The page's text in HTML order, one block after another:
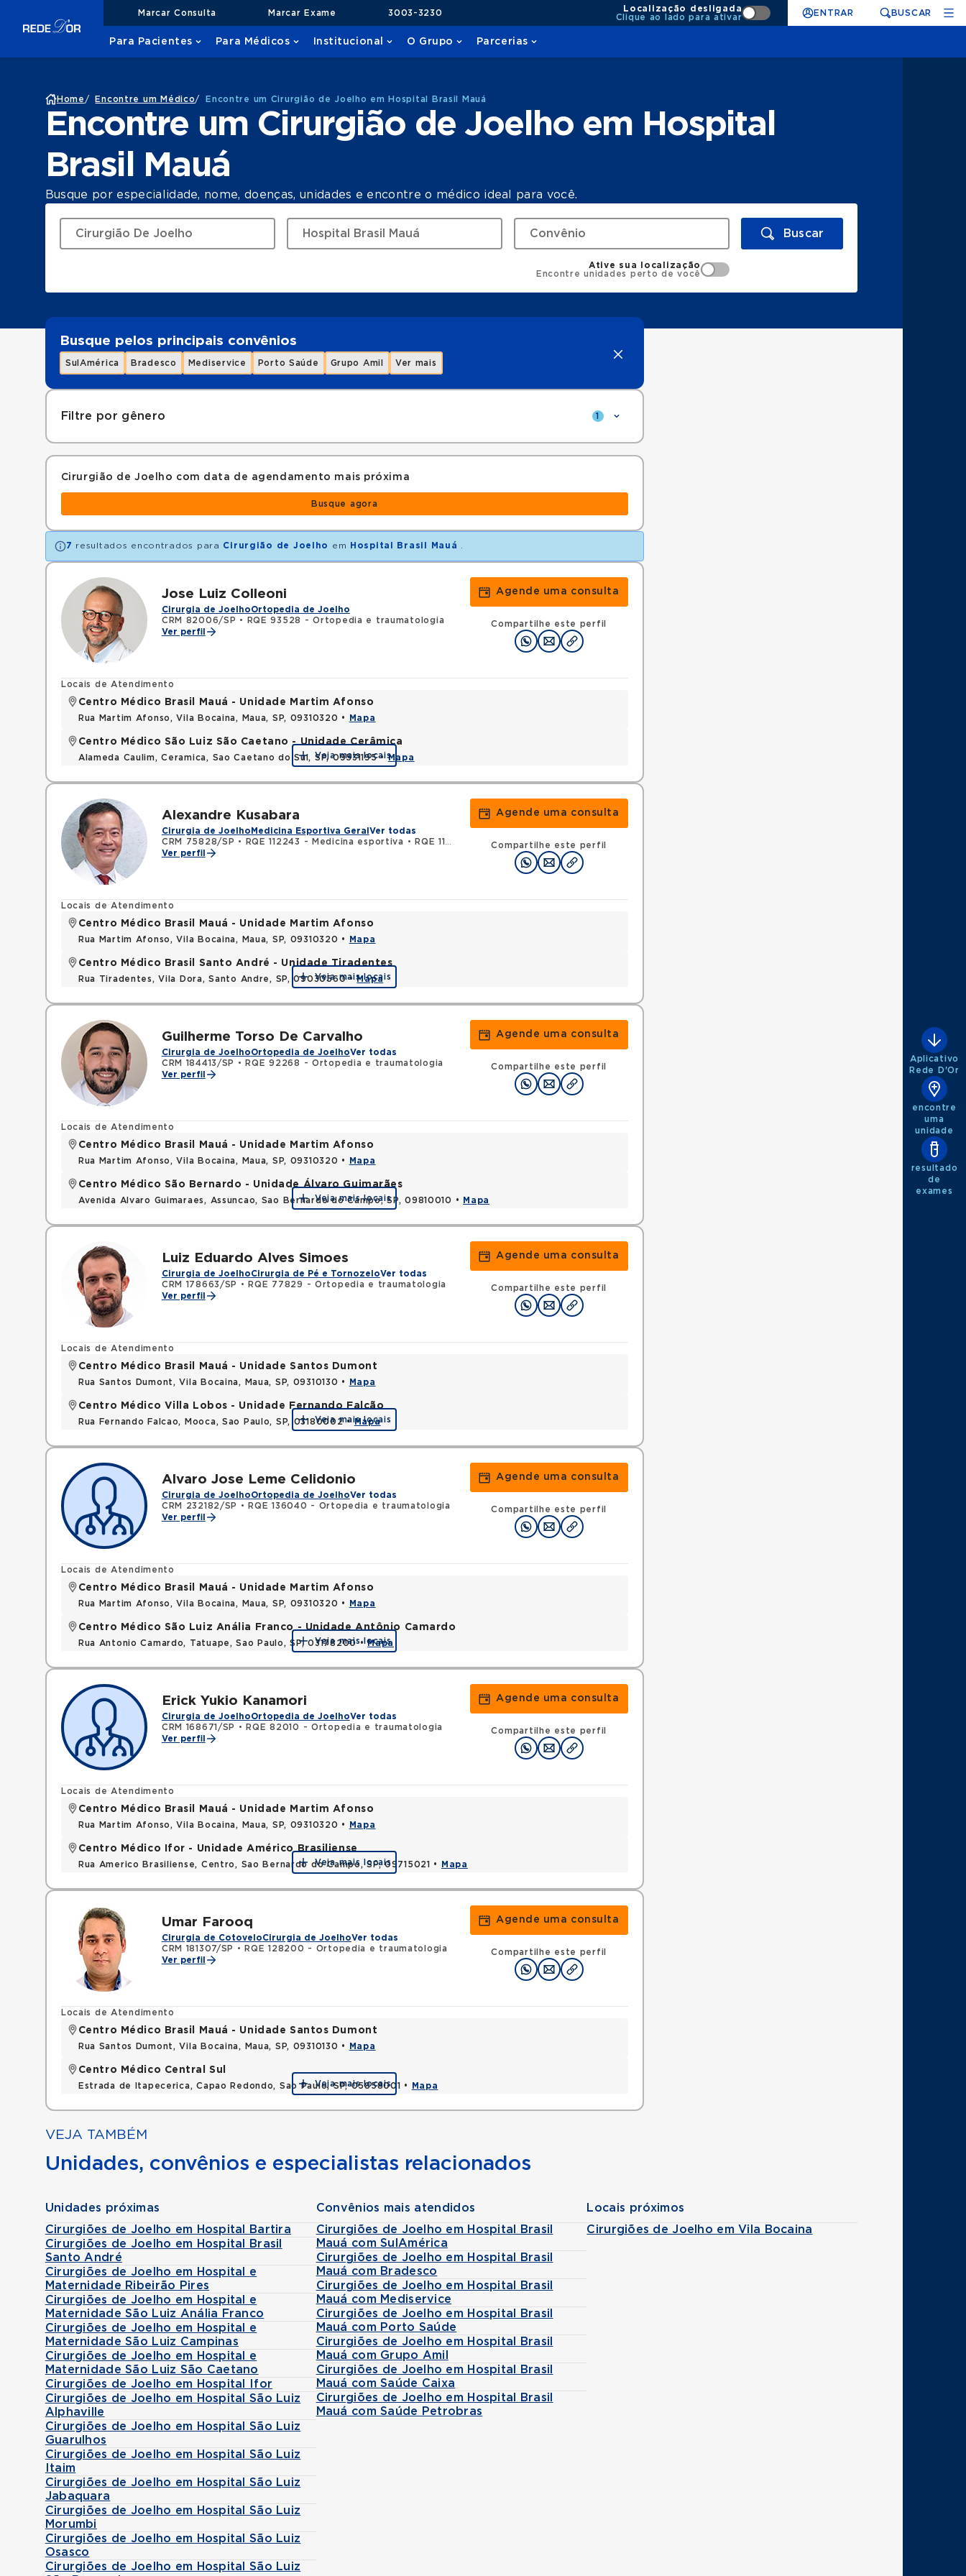
Marcar Consulta Marcar Exame 3003-3230
Localização desligada
Clique ao lado para ativar
ENTRAR BUSCAR
Para Pacientes Para Médicos Institucional O Grupo Parcerias
Home / Encontre um Médico/ Encontre um Cirurgião de Joelho em Hospital Brasil Mauá
Encontre um Cirurgião de Joelho em Hospital
Brasil Mauá
Busque por especialidade, nome, doenças, unidades e encontre o médico ideal para você.
Buscar
Ative sua localização
Encontre unidades perto de você
Busque pelos principais convênios
SulAmérica Bradesco Mediservice Porto Saúde Grupo Amil Ver mais
Filtre por gênero 1
Cirurgião de Joelho com data de agendamento mais próxima
Busque agora
7 resultados encontrados para Cirurgião de Joelho em Hospital Brasil Mauá
Jose Luiz Colleoni
Cirurgia de JoelhoOrtopedia de Joelho
CRM 82006/SP •
RQE 93528 - Ortopedia e traumatologia
Ver perfil
Agende uma consulta
Compartilhe este perfil
Locais de Atendimento
Centro Médico Brasil Mauá - Unidade Martim Afonso
Rua Martim Afonso, Vila Bocaina, Maua, SP, 09310320 • Mapa
Centro Médico São Luiz São Caetano - Unidade Cerâmica
Alameda Caulim, Ceramica, Sao Caetano do Sul, SP, 09531195 •Mapa
Veja mais locais
Alexandre Kusabara
Cirurgia de Joelho Medicina Esportiva Geral Ver todas
CRM 75828/SP • RQE 112243 - Medicina esportiva •
RQE 112244 - Ortopedia e traumatologia
Ver perfil
Agende uma consulta
Compartilhe este perfil
Locais de Atendimento
Centro Médico Brasil Mauá - Unidade Martim Afonso
Rua Martim Afonso, Vila Bocaina, Maua, SP, 09310320 • Mapa
Centro Médico Brasil Santo André - Unidade Tiradentes
Rua Tiradentes, Vila Dora, Santo Andre, SP, 09030560 •Mapa
Veja mais locais
Guilherme Torso De Carvalho
Cirurgia de JoelhoOrtopedia de JoelhoVer todas
CRM 184413/SP
•
RQE 92268 - Ortopedia e traumatologia
Ver perfil
Agende uma consulta
Compartilhe este perfil
Locais de Atendimento
Centro Médico Brasil Mauá - Unidade Martim Afonso
Rua Martim Afonso, Vila Bocaina, Maua, SP, 09310320 • Mapa
Centro Médico São Bernardo - Unidade Álvaro Guimarães
Avenida Alvaro Guimaraes, Assuncao, Sao Bernardo do Campo, SP, 09810010 • Mapa
Veja mais locais
Luiz Eduardo Alves Simoes
Cirurgia de JoelhoCirurgia de Pé e TornozeloVer todas
CRM 178663/SP
•
RQE 77829 - Ortopedia e traumatologia
Ver perfil
Agende uma consulta
Compartilhe este perfil
Locais de Atendimento
Centro Médico Brasil Mauá - Unidade Santos Dumont
Rua Santos Dumont, Vila Bocaina, Maua, SP, 09310130 • Mapa
Centro Médico Villa Lobos - Unidade Fernando Falcão
Rua Fernando Falcao, Mooca, Sao Paulo, SP, 03180002 •Mapa
Veja mais locais
Alvaro Jose Leme Celidonio
Cirurgia de JoelhoOrtopedia de JoelhoVer todas
CRM 232182/SP
•
RQE 136040 - Ortopedia e traumatologia
Ver perfil
Agende uma consulta
Compartilhe este perfil
Locais de Atendimento
Centro Médico Brasil Mauá - Unidade Martim Afonso
Rua Martim Afonso, Vila Bocaina, Maua, SP, 09310320 • Mapa
Centro Médico São Luiz Anália Franco - Unidade Antônio Camardo
Rua Antonio Camardo, Tatuape, Sao Paulo, SP, 03178200 •Mapa
Veja mais locais
Erick Yukio Kanamori
Cirurgia de JoelhoOrtopedia de JoelhoVer todas
CRM 168671/SP
•
RQE 82010 - Ortopedia e traumatologia
Ver perfil
Agende uma consulta
Compartilhe este perfil
Locais de Atendimento
Centro Médico Brasil Mauá - Unidade Martim Afonso
Rua Martim Afonso, Vila Bocaina, Maua, SP, 09310320 • Mapa
Centro Médico Ifor - Unidade Américo Brasiliense
Rua Americo Brasiliense, Centro, Sao Bernardo do Campo, SP, 09715021 • Mapa
Veja mais locais
Umar Farooq
Cirurgia de CotoveloCirurgia de JoelhoVer todas
CRM 181307/SP
•
RQE 128200 - Ortopedia e traumatologia
Ver perfil
Agende uma consulta
Compartilhe este perfil
Locais de Atendimento
Centro Médico Brasil Mauá - Unidade Santos Dumont
Rua Santos Dumont, Vila Bocaina, Maua, SP, 09310130 • Mapa
Centro Médico Central Sul
Estrada de Itapecerica, Capao Redondo, Sao Paulo, SP, 05858001 • Mapa
Veja mais locais
VEJA TAMBÉM
Unidades, convênios e especialistas relacionados
Unidades próximas
Cirurgiões de Joelho em Hospital Bartira
Cirurgiões de Joelho em Hospital Brasil
Santo André
Cirurgiões de Joelho em Hospital e
Maternidade Ribeirão Pires
Cirurgiões de Joelho em Hospital e
Maternidade São Luiz Anália Franco
Cirurgiões de Joelho em Hospital e
Maternidade São Luiz Campinas
Cirurgiões de Joelho em Hospital e
Maternidade São Luiz São Caetano
Cirurgiões de Joelho em Hospital Ifor
Cirurgiões de Joelho em Hospital São Luiz
Alphaville
Cirurgiões de Joelho em Hospital São Luiz
Guarulhos
Cirurgiões de Joelho em Hospital São Luiz
Itaim
Cirurgiões de Joelho em Hospital São Luiz
Jabaquara
Cirurgiões de Joelho em Hospital São Luiz
Morumbi
Cirurgiões de Joelho em Hospital São Luiz
Osasco
Cirurgiões de Joelho em Hospital São Luiz
Convênios mais atendidos
Cirurgiões de Joelho em Hospital Brasil
Mauá com SulAmérica
Cirurgiões de Joelho em Hospital Brasil
Mauá com Bradesco
Cirurgiões de Joelho em Hospital Brasil
Mauá com Mediservice
Cirurgiões de Joelho em Hospital Brasil
Mauá com Porto Saúde
Cirurgiões de Joelho em Hospital Brasil
Mauá com Grupo Amil
Cirurgiões de Joelho em Hospital Brasil
Mauá com Saúde Caixa
Cirurgiões de Joelho em Hospital Brasil
Mauá com Saúde Petrobras
Locais próximos
Cirurgiões de Joelho em Vila Bocaina
Aplicativo
Rede D'Or
encontre
uma
unidade
resultado
de
exames